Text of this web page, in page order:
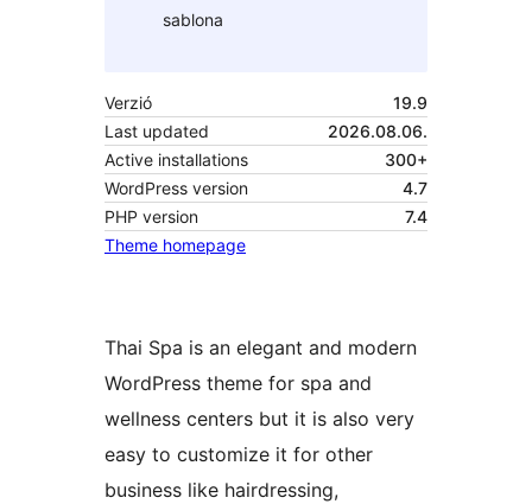
sablona
Verzió
19.9
Last updated
2026.08.06.
Active installations
300+
WordPress version
4.7
PHP version
7.4
Theme homepage
Thai Spa is an elegant and modern
WordPress theme for spa and
wellness centers but it is also very
easy to customize it for other
business like hairdressing,